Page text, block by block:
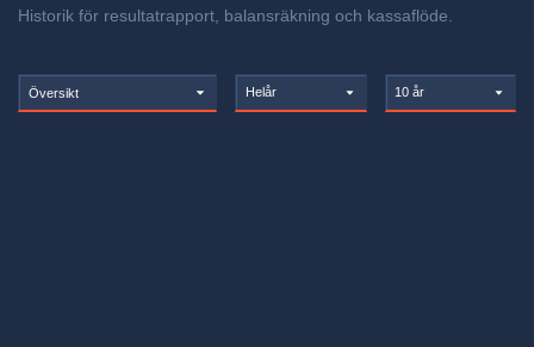
Historik för resultatrapport, balansräkning och kassaflöde.
Översikt Helår 10 år